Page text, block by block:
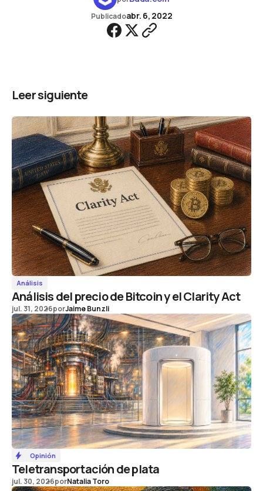
Publicadoabr. 6, 2022
Leer siguiente
Análisis
Análisis del precio de Bitcoin y el Clarity Act
jul. 31, 2026porJaime Bunzli
Opinión
Teletransportación de plata
jul. 30, 2026porNatalia Toro